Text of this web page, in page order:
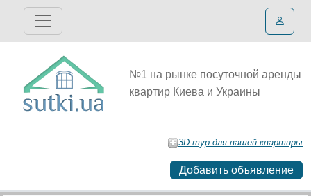
№1 на рынке посуточной аренды
квартир Киева и Украины
3D тур для вашей квартиры
Добавить объявление